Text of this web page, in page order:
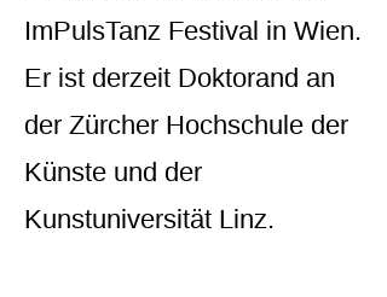
ImPulsTanz Festival in Wien.
Er ist derzeit Doktorand an
der Zürcher Hochschule der
Künste und der
Kunstuniversität Linz.